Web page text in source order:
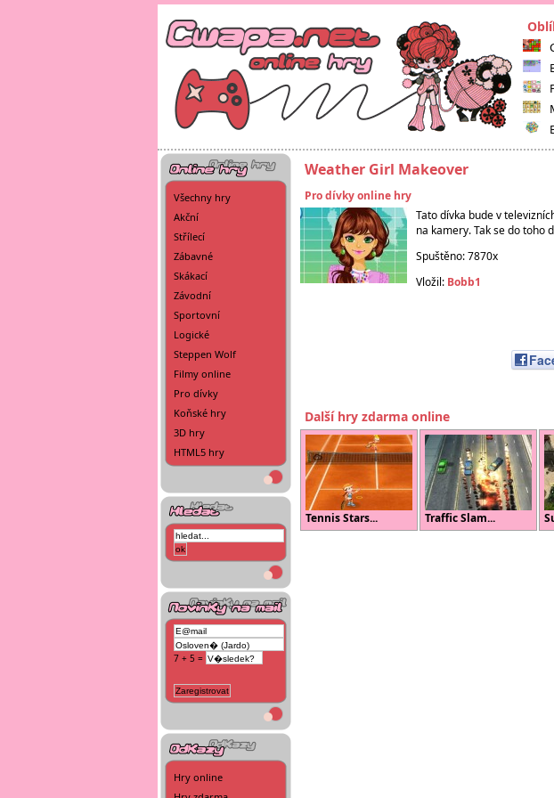
Všechny hry
Akční
Střílecí
Zábavné
Skákací
Závodní
Sportovní
Logické
Steppen Wolf
Filmy online
Pro dívky
Koňské hry
3D hry
HTML5 hry
7 + 5 =
Hry online
Weather Girl Makeover
Pro dívky online hry
Tato dívka bude v
na kamery. Tak se do toho
Spuštěno: 7870x
Vložil: Bobb1
Další hry zdarma online
Tennis Stars... Traffic Slam...